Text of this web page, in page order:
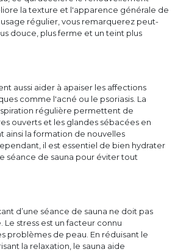
la texture et l'apparence générale de
usage régulier, vous remarquerez peut-
douce, plus ferme et un teint plus
aussi aider à apaiser les affections
comme l'acné ou le psoriasis. La
régulière permettent de
ouverts et les glandes sébacées en
ainsi la formation de nouvelles
il est essentiel de bien hydrater
séance de sauna pour éviter tout
d’une séance de sauna ne doit pas
Le stress est un facteur connu
problèmes de peau. En réduisant le
la relaxation, le sauna aide